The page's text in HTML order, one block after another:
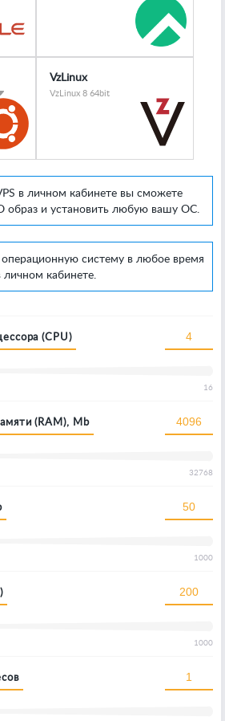
VzLinux
VzLinux 8 64bit
в личном кабинете вы сможете
образ и установить любую вашу ОС.
систему в любое время
личном кабинете.
(CPU)
16
(RAM), Mb
32768
1000
1000